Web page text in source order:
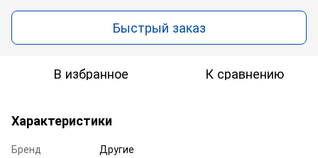
Быстрый заказ
В избранное К сравнению
Характеристики
Бренд
Другие